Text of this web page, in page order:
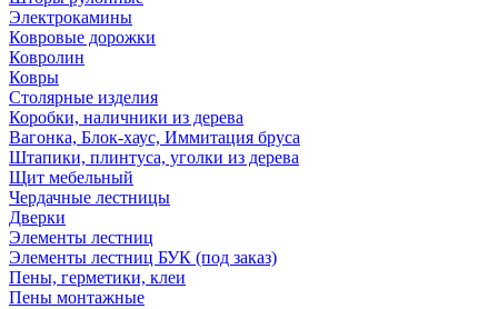
Электрокамины
Ковровые дорожки
Ковролин
Ковры
Столярные изделия
Коробки, наличники из дерева
Вагонка, Блок-хаус, Иммитация бруса
Штапики, плинтуса, уголки из дерева
Щит мебельный
Чердачные лестницы
Дверки
Элементы лестниц
Элементы лестниц БУК (под заказ)
Пены, герметики, клеи
Пены монтажные